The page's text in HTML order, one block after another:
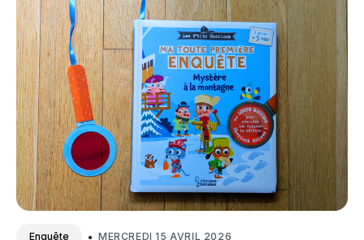
Enquête • MERCREDI 15 AVRIL 2026